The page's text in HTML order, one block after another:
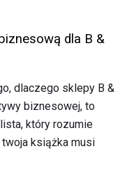
dla B &
dlaczego sklepy B &
biznesowej, to
który rozumie
książka musi